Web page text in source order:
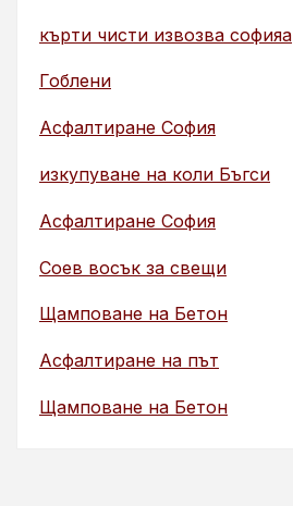
кърти чисти извозва софияа
Гоблени
Асфалтиране София
изкупуване на коли Бъгси
Асфалтиране София
Соев восък за свещи
Щамповане на Бетон
Асфалтиране на път
Щамповане на Бетон